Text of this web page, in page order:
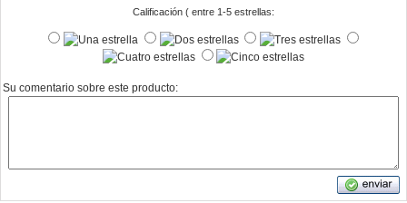
Calificación ( entre 1-5 estrellas:
Su comentario sobre este producto: